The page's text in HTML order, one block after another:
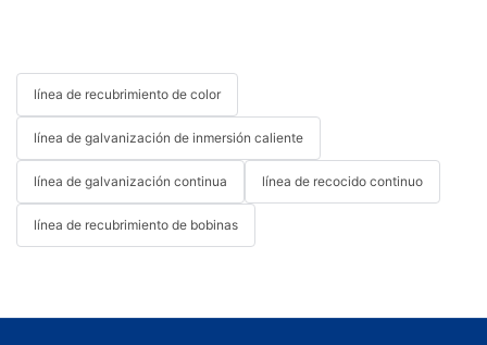
línea de recubrimiento de color
línea de galvanización de inmersión caliente
línea de galvanización continua línea de recocido continuo
línea de recubrimiento de bobinas